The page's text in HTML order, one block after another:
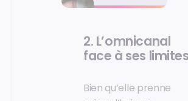
2. L’omnicanal
face à ses limites
Bien qu’elle prenne